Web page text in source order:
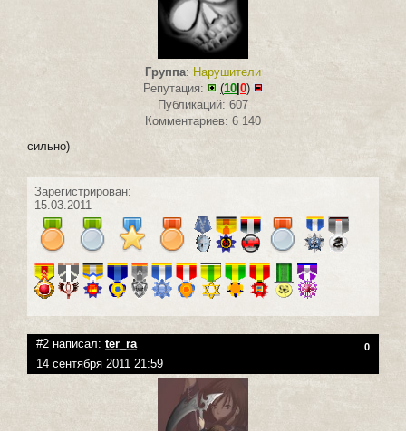
Группа: Нарушители
Репутация:
(10 0)
Публикаций: 607
Комментариев: 6 140
сильно)
Зарегистрирован:
15.03.2011
#2 написал: ter_ra 0
14 сентября 2011 21:59